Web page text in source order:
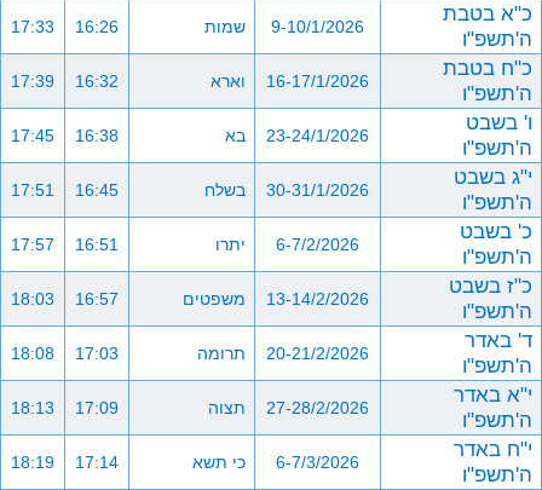
כ"א בטבת
ה'תשפ"ו
9-10/1/2026 שמות 16:26
17:33
כ"ח בטבת
ה'תשפ"ו
16-17/1/2026 וארא 16:32
17:39
ו' בשבט
ה'תשפ"ו
23-24/1/2026 בא 16:38
17:45
י"ג בשבט
ה'תשפ"ו
30-31/1/2026 בשלח 16:45
17:51
כ' בשבט
ה'תשפ"ו
6-7/2/2026 יתרו 16:51
17:57
כ"ז בשבט
ה'תשפ"ו
13-14/2/2026 משפטים 16:57
18:03
ד' באדר
ה'תשפ"ו
20-21/2/2026 תרומה 17:03
18:08
י"א באדר
ה'תשפ"ו
27-28/2/2026 תצוה 17:09
18:13
י"ח באדר
ה'תשפ"ו
6-7/3/2026 כי תשא 17:14
18:19